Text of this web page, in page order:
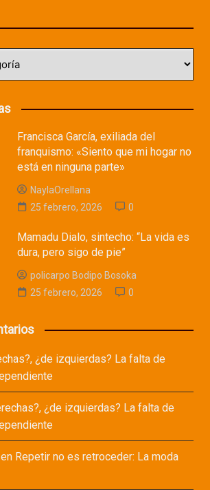
Francisca García, exiliada del
franquismo: «Siento que mi hogar no
está en ninguna parte»
NaylaOrellana
25 febrero, 2026
0
Mamadu Dialo, sintecho: “La vida es
dura, pero sigo de pie”
policarpo Bodipo Bosoka
25 febrero, 2026
0
¿de izquierdas? La falta de
¿de izquierdas? La falta de
Repetir no es retroceder: La moda